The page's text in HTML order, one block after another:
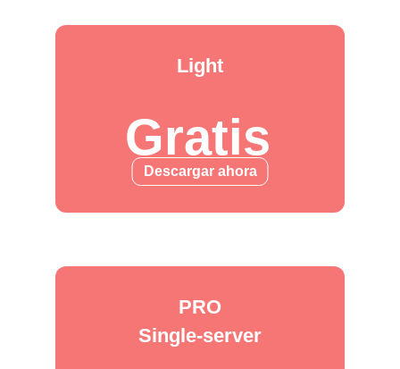
Light
Gratis
Descargar ahora
PRO
Single-server